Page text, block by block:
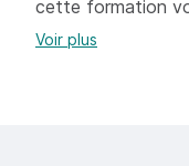
FONCTIONS
cette formation
Voir plus